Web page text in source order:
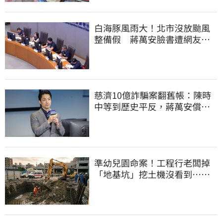
白海豚風雨大！北市沒放颱風
整備假 蔣萬安臉書遭網友灌
慈濟10億詐騙案翻舊帳：陳時
中等到歷史平反，蔣萬安償還
準幼兒園命案！工程行老闆掉
「地基坑」挖土機沒看到…下